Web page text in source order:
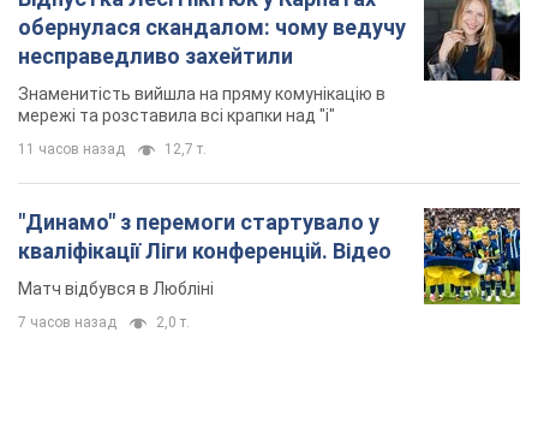
обернулася скандалом: чому ведучу
несправедливо захейтили
Знаменитість вийшла на пряму комунікацію в
мережі та розставила всі крапки над "і"
11 часов назад 12,7 т.
"Динамо" з перемоги стартувало у
кваліфікації Ліги конференцій. Відео
Матч відбувся в Любліні
7 часов назад 2,0 т.